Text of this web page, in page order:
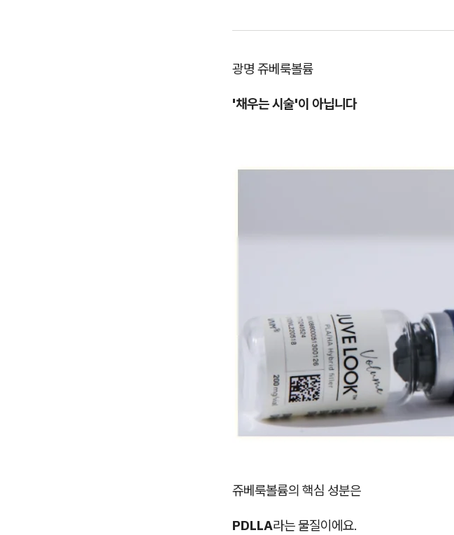
광명 쥬베룩볼륨
'채우는 시술'이 아닙니다
쥬베룩볼륨의 핵심 성분은
PDLLA라는 물질이에요.